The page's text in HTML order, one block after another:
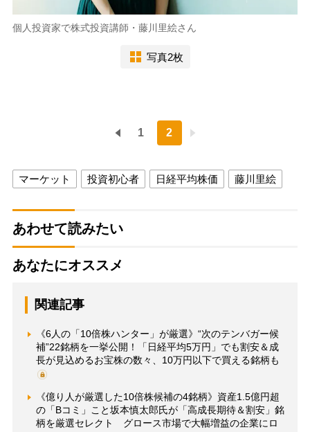
個人投資家で株式投資講師・藤川里絵さん
写真2枚
1 2
マーケット 投資初心者 日経平均株価 藤川里絵
あわせて読みたい
あなたにオススメ
関連記事
《6人の「10倍株ハンター」が厳選》“次のテンバガー候
補”22銘柄を一挙公開！「日経平均5万円」でも割安＆成
長が見込めるお宝株の数々、10万円以下で買える銘柄も
《億り人が厳選した10倍株候補の4銘柄》資産1.5億円超
の「Bコミ」こと坂本慎太郎氏が「高成長期待＆割安」銘
柄を厳選セレクト グロース市場で大幅増益の企業にロ